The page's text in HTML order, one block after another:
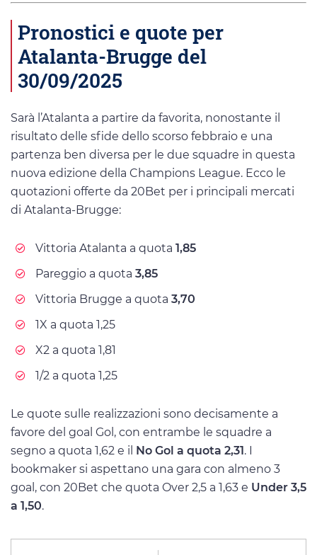
Pronostici e quote per
Atalanta-Brugge del
30/09/2025
Sarà l’Atalanta a partire da favorita, nonostante il
risultato delle sfide dello scorso febbraio e una
partenza ben diversa per le due squadre in questa
nuova edizione della Champions League. Ecco le
quotazioni offerte da 20Bet per i principali mercati
di Atalanta-Brugge:
Vittoria Atalanta a quota 1,85
Pareggio a quota 3,85
Vittoria Brugge a quota 3,70
1X a quota 1,25
X2 a quota 1,81
1/2 a quota 1,25
Le quote sulle realizzazioni sono decisamente a
favore del goal Gol, con entrambe le squadre a
segno a quota 1,62 e il No Gol a quota 2,31. I
bookmaker si aspettano una gara con almeno 3
goal, con 20Bet che quota Over 2,5 a 1,63 e Under 3,5
a 1,50.